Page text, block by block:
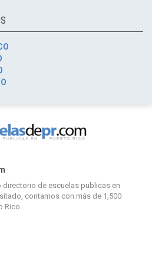
directorio de escuelas publicas en
contamos con más de 1,500
Rico.